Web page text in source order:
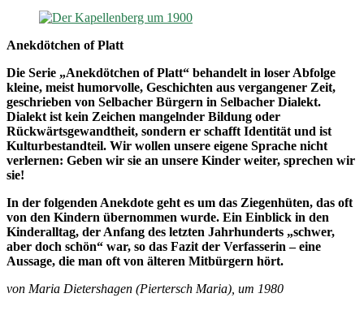
Anekdötchen of Platt
Die Serie „Anekdötchen of Platt“ behandelt in loser Abfolge
kleine, meist humorvolle, Geschichten aus vergangener Zeit,
geschrieben von Selbacher Bürgern in Selbacher Dialekt.
Dialekt ist kein Zeichen mangelnder Bildung oder
Rückwärtsgewandtheit, sondern er schafft Identität und ist
Kulturbestandteil. Wir wollen unsere eigene Sprache nicht
verlernen: Geben wir sie an unsere Kinder weiter, sprechen wir
sie!
In der folgenden Anekdote geht es um das Ziegenhüten, das oft
von den Kindern übernommen wurde. Ein Einblick in den
Kinderalltag, der Anfang des letzten Jahrhunderts „schwer,
aber doch schön“ war, so das Fazit der Verfasserin – eine
Aussage, die man oft von älteren Mitbürgern hört.
von Maria Dietershagen (Piertersch Maria), um 1980